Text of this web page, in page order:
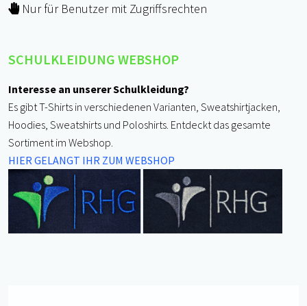
Nur für Benutzer mit Zugriffsrechten
SCHULKLEIDUNG WEBSHOP
Interesse an unserer Schulkleidung?
Es gibt T-Shirts in verschiedenen Varianten, Sweatshirtjacken,
Hoodies, Sweatshirts und Poloshirts. Entdeckt das gesamte
Sortiment im Webshop.
HIER GELANGT IHR ZUM WEBSHOP